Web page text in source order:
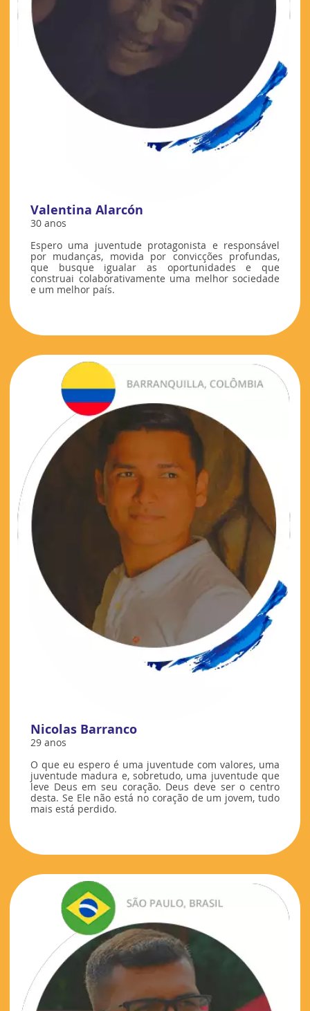
Valentina Alarcón
30 anos
Espero uma juventude protagonista e responsável
por mudanças, movida por convicções profundas,
que busque igualar as oportunidades e que
construai colaborativamente uma melhor sociedade
e um melhor país.
Nicolas Barranco
29 anos
O que eu espero é uma juventude com valores, uma
juventude madura e, sobretudo, uma juventude que
leve Deus em seu coração. Deus deve ser o centro
desta. Se Ele não está no coração de um jovem, tudo
mais está perdido.